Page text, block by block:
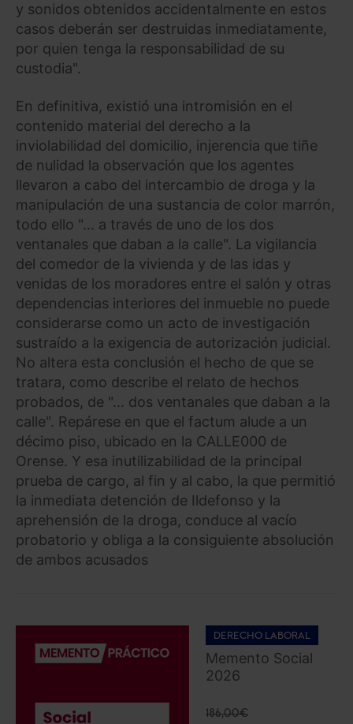
y sonidos obtenidos accidentalmente en estos
casos deberán ser destruidas inmediatamente,
por quien tenga la responsabilidad de su
custodia".
En definitiva, existió una intromisión en el
contenido material del derecho a la
inviolabilidad del domicilio, injerencia que tiñe
de nulidad la observación que los agentes
llevaron a cabo del intercambio de droga y la
manipulación de una sustancia de color marrón,
todo ello "... a través de uno de los dos
ventanales que daban a la calle". La vigilancia
del comedor de la vivienda y de las idas y
venidas de los moradores entre el salón y otras
dependencias interiores del inmueble no puede
considerarse como un acto de investigación
sustraído a la exigencia de autorización judicial.
No altera esta conclusión el hecho de que se
tratara, como describe el relato de hechos
probados, de "... dos ventanales que daban a la
calle". Repárese en que el factum alude a un
décimo piso, ubicado en la CALLE000 de
Orense. Y esa inutilizabilidad de la principal
prueba de cargo, al fin y al cabo, la que permitió
la inmediata detención de Ildefonso y la
aprehensión de la droga, conduce al vacío
probatorio y obliga a la consiguiente absolución
de ambos acusados
DERECHO LABORAL
Memento Social
2026
186,00€